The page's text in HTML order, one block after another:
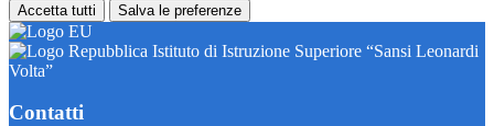
Accetta tutti Salva le preferenze
Istituto di Istruzione Superiore “Sansi Leonardi
Volta”
Contatti